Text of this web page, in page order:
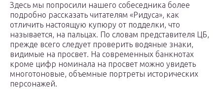
Здесь мы попросили нашего собеседника более
подробно рассказать читателям «Ридуса», как
отличить настоящую купюру от подделки, что
называется, на пальцах. По словам представителя ЦБ,
прежде всего следует проверить водяные знаки,
видимые на просвет. На современных банкнотах
кроме цифр номинала на просвет можно увидеть
многотоновые, объемные портреты исторических
персонажей.